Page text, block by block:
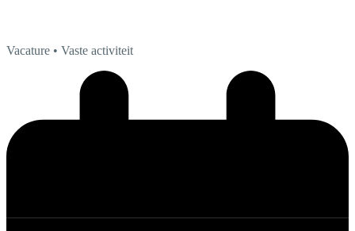
Vacature • Vaste activiteit